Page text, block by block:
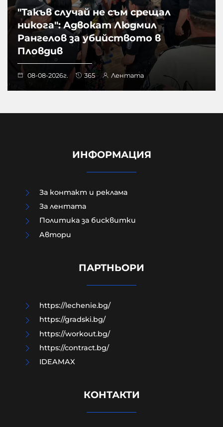
"Такъв случай не съм срещал
никога": Адвокат Людмил
Рангелов за убийството в
Пловдив
08-08-2026г. 365 Лентата
прости стъпки?
ИНФОРМАЦИЯ
За контакт и реклама
За лентата
Политика за бисквитки
Aвтори
ПАРТНЬОРИ
https://lechenie.bg/
https://gradski.bg/
https://workout.bg/
https://contract.bg/
IDEAMAX
КОНТАКТИ